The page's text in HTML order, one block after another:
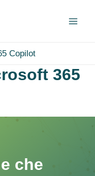
Copilot
365
che